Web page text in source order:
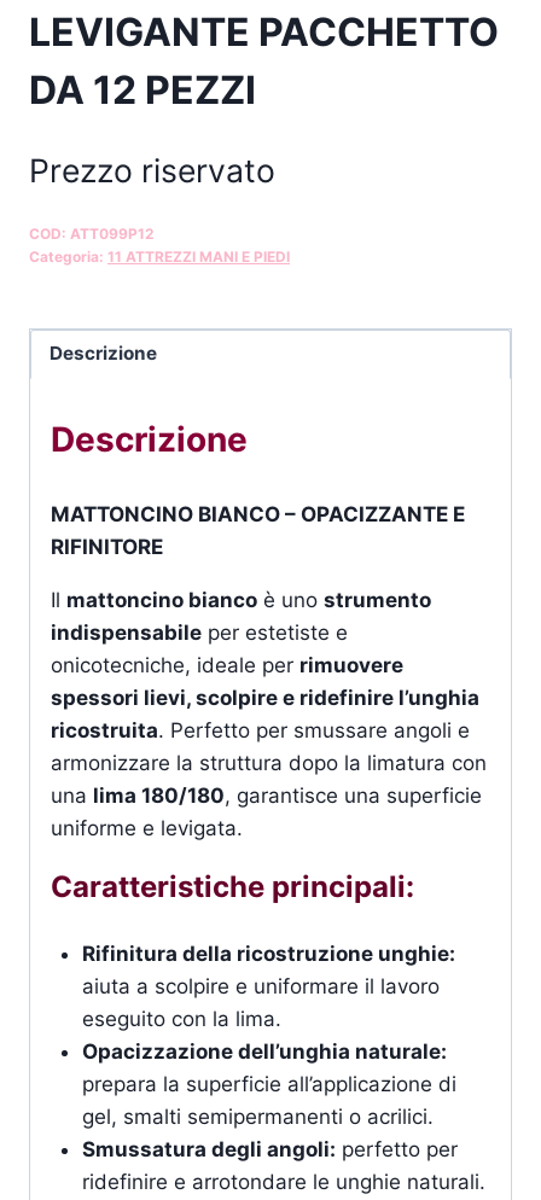
LEVIGANTE PACCHETTO
DA 12 PEZZI
Prezzo riservato
COD: ATT099P12
Categoria: 11 ATTREZZI MANI E PIEDI
Descrizione
Descrizione
MATTONCINO BIANCO – OPACIZZANTE E
RIFINITORE
Il mattoncino bianco è uno strumento
indispensabile per estetiste e
onicotecniche, ideale per rimuovere
spessori lievi, scolpire e ridefinire l’unghia
ricostruita. Perfetto per smussare angoli e
armonizzare la struttura dopo la limatura con
una lima 180/180, garantisce una superficie
uniforme e levigata.
Caratteristiche principali:
Rifinitura della ricostruzione unghie:
aiuta a scolpire e uniformare il lavoro
eseguito con la lima.
Opacizzazione dell’unghia naturale:
prepara la superficie all’applicazione di
gel, smalti semipermanenti o acrilici.
Smussatura degli angoli: perfetto per
ridefinire e arrotondare le unghie naturali.